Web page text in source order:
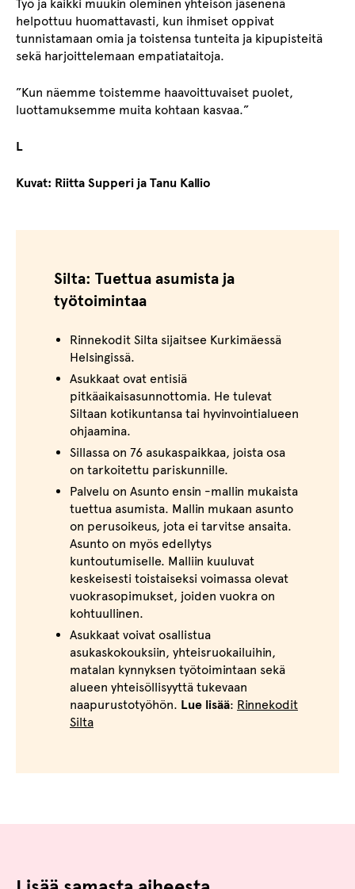
Työ ja kaikki muukin oleminen yhteisön jäsenenä
helpottuu huomattavasti, kun ihmiset oppivat
tunnistamaan omia ja toistensa tunteita ja kipupisteitä
sekä harjoittelemaan empatiataitoja.
”Kun näemme toistemme haavoittuvaiset puolet,
luottamuksemme muita kohtaan kasvaa.”
L
Kuvat: Riitta Supperi ja Tanu Kallio
Silta: Tuettua asumista ja
työtoimintaa
Rinnekodit Silta sijaitsee Kurkimäessä
Helsingissä.
Asukkaat ovat entisiä
pitkäaikaisasunnottomia. He tulevat
Siltaan kotikuntansa tai hyvinvointialueen
ohjaamina.
Sillassa on 76 asukaspaikkaa, joista osa
on tarkoitettu pariskunnille.
Palvelu on Asunto ensin -mallin mukaista
tuettua asumista. Mallin mukaan asunto
on perusoikeus, jota ei tarvitse ansaita.
Asunto on myös edellytys
kuntoutumiselle. Malliin kuuluvat
keskeisesti toistaiseksi voimassa olevat
vuokrasopimukset, joiden vuokra on
kohtuullinen.
Asukkaat voivat osallistua
asukaskokouksiin, yhteisruokailuihin,
matalan kynnyksen työtoimintaan sekä
alueen yhteisöllisyyttä tukevaan
naapurustotyöhön. Lue lisää: Rinnekodit
Silta